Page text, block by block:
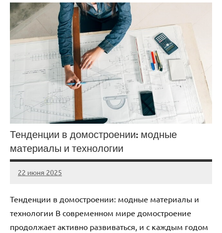
Тенденции в домостроении: модные
материалы и технологии
22 июня 2025
stroicomplex
Нет
Тенденции в домостроении: модные материалы и
технологии В современном мире домостроение
продолжает активно развиваться, и с каждым годом